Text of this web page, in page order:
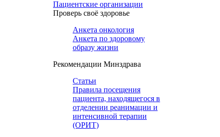
Пациентские организации
Проверь своё здоровье
Анкета онкология
Анкета по здоровому
образу жизни
Рекомендации Минздрава
Статьи
Правила посещения
пациента, находящегося в
отделении реанимации и
интенсивной терапии
(ОРИТ)